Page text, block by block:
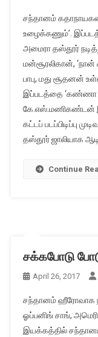
சந்தானம்
உழைக்கணும்’.
அமைரா தஸ்தூர்
மன்சூரலிகான், ‘நான்
பாபு, மது சூதனன்
இப்படத்தை ‘கண்ணா
கே.எஸ்.மணிகண்டன்
கட்டப் படப்பிடிப்பு
தஸ்தூர் ஜாலியாக
Continue
சக்கபோடு
April 26, 2017
சந்தானம் ஹீரோவாக
ஓப்பனிங் சாங்,
இயக்கத்தில்